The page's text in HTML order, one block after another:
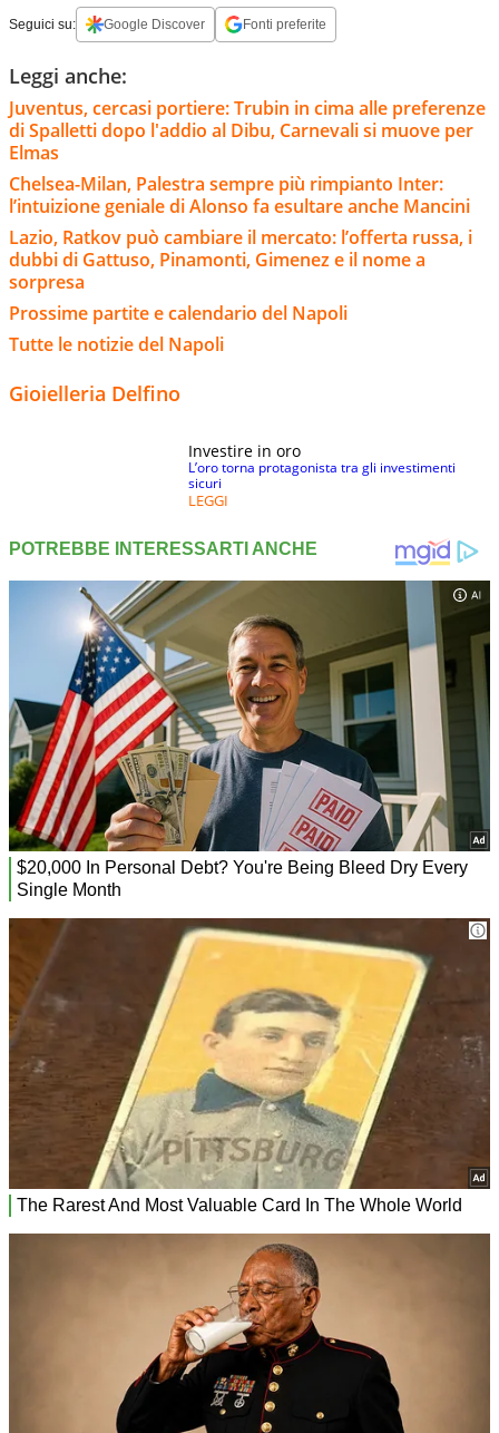
Seguici su: Google Discover Fonti preferite
Leggi anche:
Juventus, cercasi portiere: Trubin in cima alle preferenze
di Spalletti dopo l'addio al Dibu, Carnevali si muove per
Elmas
Chelsea-Milan, Palestra sempre più rimpianto Inter:
l’intuizione geniale di Alonso fa esultare anche Mancini
Lazio, Ratkov può cambiare il mercato: l’offerta russa, i
dubbi di Gattuso, Pinamonti, Gimenez e il nome a
sorpresa
Prossime partite e calendario del Napoli
Tutte le notizie del Napoli
Gioielleria Delfino
Investire in oro
L’oro torna protagonista tra gli investimenti
sicuri
LEGGI